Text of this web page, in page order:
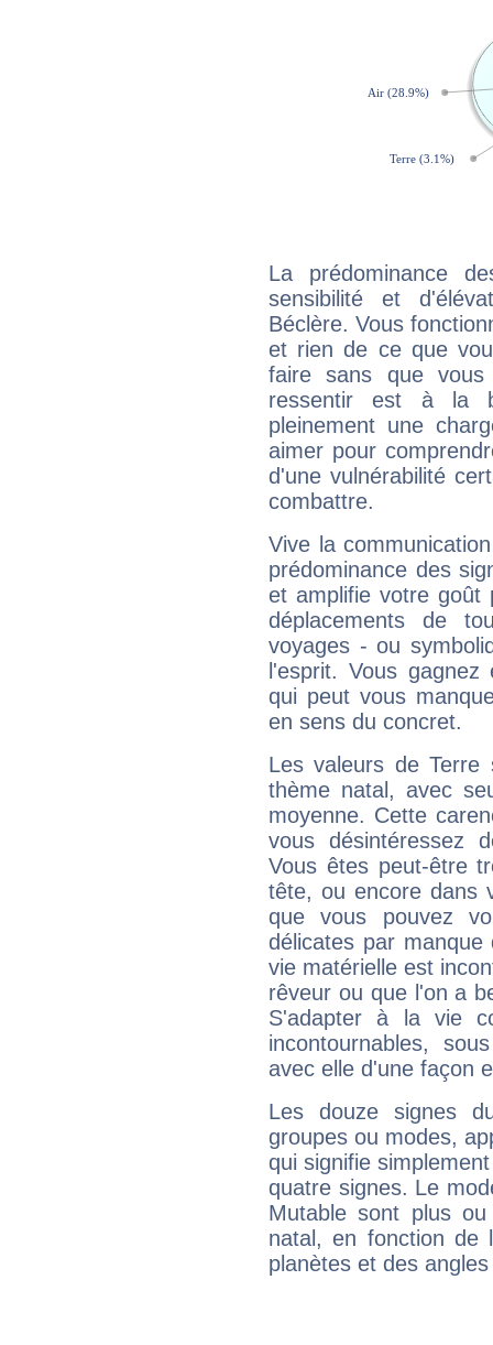
La prédominance
sensibilité et
Béclère. Vous
et rien de ce que
faire sans que
ressentir est à la
pleinement une
aimer pour
d'une vulnérabilité
combattre.
Vive la
prédominance des
et amplifie votre goût
déplacements de
voyages - ou
l'esprit. Vous
qui peut vous
en sens du concret.
Les valeurs de Terre
thème natal, avec
moyenne. Cette
vous désintéressez
Vous êtes peut-être
tête, ou encore dans
que vous pouvez
délicates par
vie matérielle est
rêveur ou que l'on a
S'adapter à la vie
incontournables,
avec elle d'une façon
Les douze signes
groupes ou modes,
qui signifie
quatre signes. Le
Mutable sont plus
natal, en fonction de
planètes et des